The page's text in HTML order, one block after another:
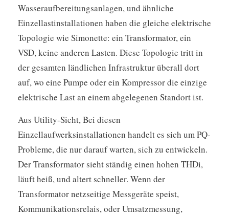
Wasseraufbereitungsanlagen, und ähnliche
Einzellastinstallationen haben die gleiche elektrische
Topologie wie Simonette: ein Transformator, ein
VSD, keine anderen Lasten. Diese Topologie tritt in
der gesamten ländlichen Infrastruktur überall dort
auf, wo eine Pumpe oder ein Kompressor die einzige
elektrische Last an einem abgelegenen Standort ist.
Aus Utility-Sicht, Bei diesen
Einzellaufwerksinstallationen handelt es sich um PQ-
Probleme, die nur darauf warten, sich zu entwickeln.
Der Transformator sieht ständig einen hohen THDi,
läuft heiß, und altert schneller. Wenn der
Transformator netzseitige Messgeräte speist,
Kommunikationsrelais, oder Umsatzmessung,